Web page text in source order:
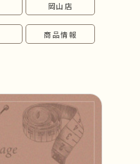
岡山店
商品情報